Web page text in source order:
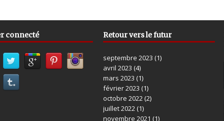
connecté Retour vers le futur
septembre 2023 (1)
avril 2023 (4)
mars 2023 (1)
février 2023 (1)
octobre 2022(2)
juillet 2022(1)
novembre 2021 (1)